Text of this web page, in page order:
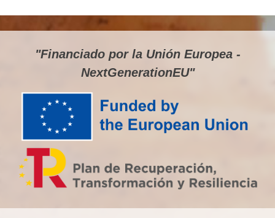
"Financiado por la Unión Europea -
NextGenerationEU"